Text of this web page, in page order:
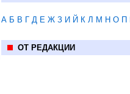
А Б В Г Д Е Ж З И Й К Л М Н О П
ОТ РЕДАКЦИИ